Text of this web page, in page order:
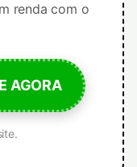
renda com o
AGORA